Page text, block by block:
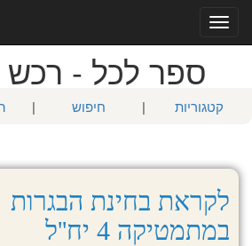
Toggle
navigation
ספר לכל - רכש
קטגוריות | חיפוש |
לקראת בחינת הבגרות
במתמטיקה 4 יח''ל